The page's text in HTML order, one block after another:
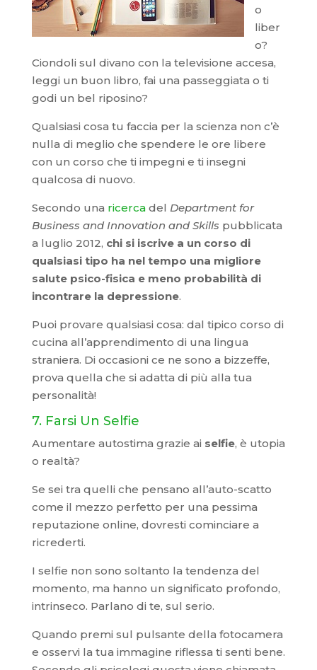
o
liber
o?
Ciondoli sul divano con la televisione accesa,
leggi un buon libro, fai una passeggiata o ti
godi un bel riposino?
Qualsiasi cosa tu faccia per la scienza non c’è
nulla di meglio che spendere le ore libere
con un corso che ti impegni e ti insegni
qualcosa di nuovo.
Secondo una ricercadel Department for
Business and Innovation and Skills pubblicata
a luglio 2012, chi si iscrive a un corso di
qualsiasi tipo ha nel tempo una migliore
salute psico-fisica e meno probabilità di
incontrare la depressione.
Puoi provare qualsiasi cosa: dal tipico corso di
cucina all’apprendimento di una lingua
straniera. Di occasioni ce ne sono a bizzeffe,
prova quella che si adatta di più alla tua
personalità!
7. Farsi Un Selfie
Aumentare autostima grazie ai selfie, è utopia
o realtà?
Se sei tra quelli che pensano all’auto-scatto
come il mezzo perfetto per una pessima
reputazione online, dovresti cominciare a
ricrederti.
I selfie non sono soltanto la tendenza del
momento, ma hanno un significato profondo,
intrinseco. Parlano di te, sul serio.
Quando premi sul pulsante della fotocamera
e osservi la tua immagine riflessa ti senti bene.